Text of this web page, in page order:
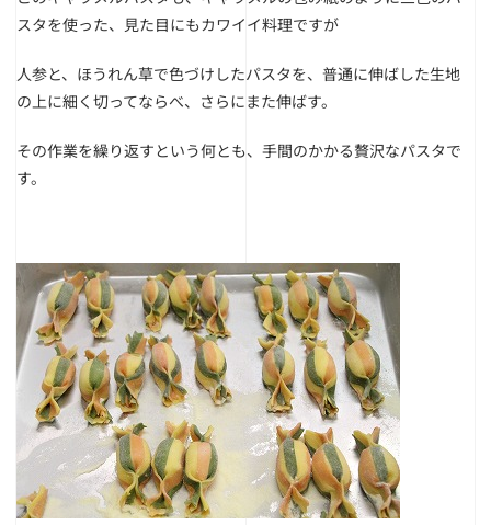
スタを使った、見た目にもカワイイ料理ですが
人参と、ほうれん草で色づけしたパスタを、普通に伸ばした生地
の上に細く切ってならべ、さらにまた伸ばす。
その作業を繰り返すという何とも、手間のかかる贅沢なパスタで
す。